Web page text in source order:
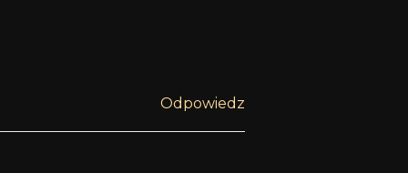
Odpowiedz